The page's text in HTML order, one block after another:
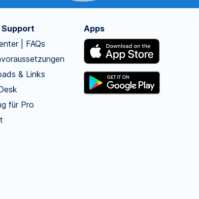
Support
| FAQs
& Links
für Pro
Apps